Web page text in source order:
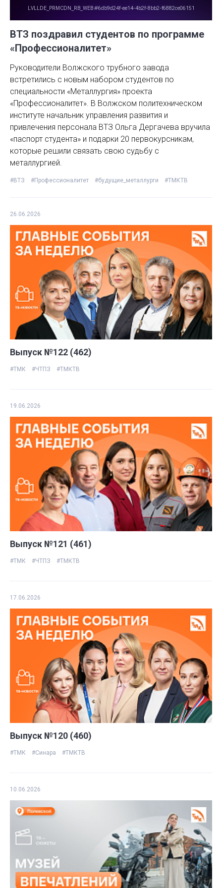
ВТЗ поздравил студентов по программе
«Профессионалитет»
Руководители Волжского трубного завода
встретились с новым набором студентов по
специальности «Металлургия» проекта
«Профессионалитет». В Волжском политехническом
институте начальник управления развития и
привлечения персонала ВТЗ Ольга Дергачева вручила
«паспорт студента» и подарки 20 первокурсникам,
которые решили связать свою судьбу с
металлургией.
#ВТЗ #Профессионалитет #будущие_металлурги #ТМКТВ
26.06.2026
Выпуск №122 (462)
#ТМК #ЧТПЗ #ТМКТВ
19.06.2026
Выпуск №121 (461)
#ТМК #ЧТПЗ #ТМКТВ
17.06.2026
Выпуск №120 (460)
#ТМК #Синара #ТМКТВ
10.06.2026